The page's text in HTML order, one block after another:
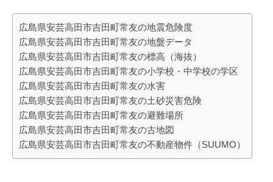
広島県安芸高田市吉田町常友の地震危険度
広島県安芸高田市吉田町常友の地盤データ
広島県安芸高田市吉田町常友の標高（海抜）
広島県安芸高田市吉田町常友の小学校・中学校の学区
広島県安芸高田市吉田町常友の水害
広島県安芸高田市吉田町常友の土砂災害危険
広島県安芸高田市吉田町常友の避難場所
広島県安芸高田市吉田町常友の古地図
広島県安芸高田市吉田町常友の不動産物件（SUUMO）